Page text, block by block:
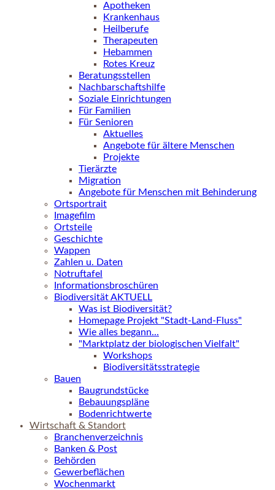
Apotheken
Krankenhaus
Heilberufe
Therapeuten
Hebammen
Rotes Kreuz
Beratungsstellen
Nachbarschaftshilfe
Soziale Einrichtungen
Für Familien
Für Senioren
Aktuelles
Angebote für ältere Menschen
Projekte
Tierärzte
Migration
Angebote für Menschen mit Behinderung
Ortsportrait
Imagefilm
Ortsteile
Geschichte
Wappen
Zahlen u. Daten
Notruftafel
Informationsbroschüren
Biodiversität AKTUELL
Was ist Biodiversität?
Homepage Projekt "Stadt-Land-Fluss"
Wie alles begann...
"Marktplatz der biologischen Vielfalt"
Workshops
Biodiversitätsstrategie
Bauen
Baugrundstücke
Bebauungspläne
Bodenrichtwerte
Wirtschaft & Standort
Branchenverzeichnis
Banken & Post
Behörden
Gewerbeflächen
Wochenmarkt